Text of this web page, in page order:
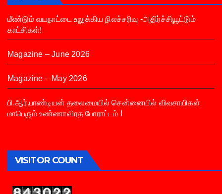
மீண்டும் வயநாட்டை உலுக்கிய நிலச்சரிவு -அதிர்ச்சியூட்டும்
காட்சிகள்!
Magazine – June 2026
Magazine – May 2026
பி.ஆர்.பாண்டியன் தலைமையில் சென்னையில் விவசாயிகள்
மாபெரும் உண்ணாவிரத போராட்டம் !
VISITOR COUNT